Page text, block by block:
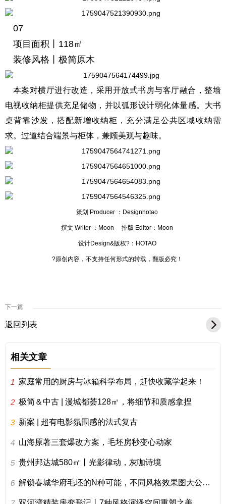
07
项目面积丨118㎡
装修风格丨极简原木
本案对横厅进行改造，采用开放式书房与客厅融合，整墙
电视收纳柜提供充足储物，并以弧形设计弱化体量感。大书
桌背靠沙发，搭配新增收纳柜，充分满足公共区域收纳需
求。过道结合端景与柜体，兼顾美观与趣味。
策划 Producer ：Designhotao
撰文 Writer ：Moon 排版 Editor：Moon
设计Design&版权?：HOTAO
?原创内容，不支持任何形式的转载，翻版必究！
下一篇
返回列表
相关文章
1 家庭常用的厨房与冰箱科学布局，赶快收藏学起来！
2 极简＆中古 | 漫城都荟128㎡，将细节和质感拿捏
3 新案 | 超有电影氛围感的法式复古
4 山海原著三套爆改方案，毛坯房秒变心动家
5 贵州邦达城580㎡丨光影律动，灰咖诗境
6 解锁春城华府毛坯的N种可能，不同风格效果图大公开！